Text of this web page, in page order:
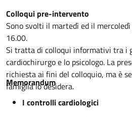
Colloqui pre-intervento
Sono svolti il martedì ed il
16.00.
Si tratta di colloqui informativi tra i
cardiochirurgo e lo psicologo. La
richiesta ai fini del colloquio, ma è
famiglia lo desidera.
Memorandum
I controlli cardiologici